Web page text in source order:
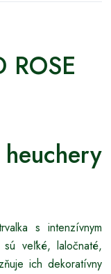
ROSE
s intenzívnym
sú veľké, laločnaté,
ich dekoratívny